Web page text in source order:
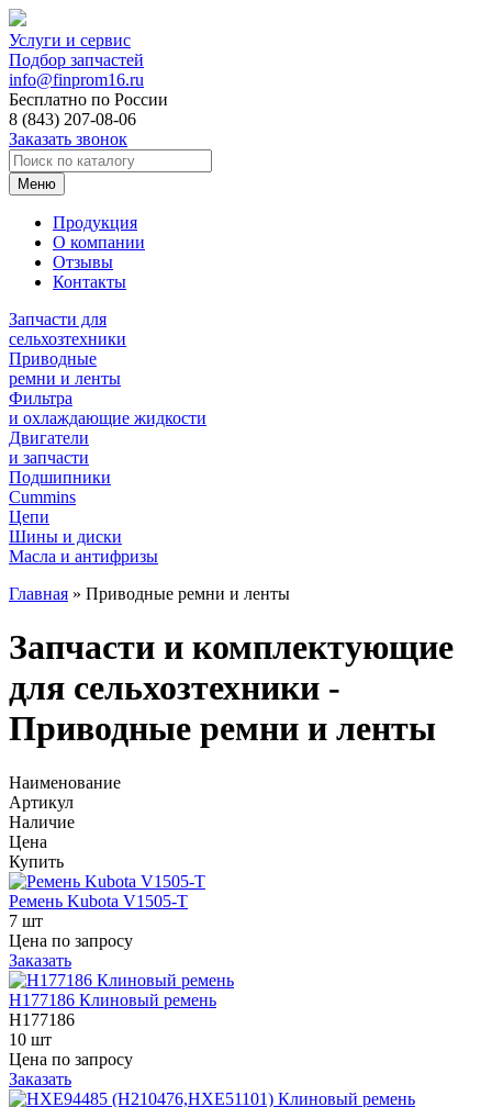
Услуги и сервис
Подбор запчастей
info@finprom16.ru
Бесплатно по России
8 (843) 207-08-06
Заказать звонок
Меню
Продукция
О компании
Отзывы
Контакты
Запчасти для
сельхозтехники
Приводные
ремни и ленты
Фильтра
и охлаждающие жидкости
Двигатели
и запчасти
Подшипники
Cummins
Цепи
Шины и диски
Масла и антифризы
Главная » Приводные ремни и ленты
Запчасти и комплектующие
для сельхозтехники -
Приводные ремни и ленты
Наименование
Артикул
Наличие
Цена
Купить
Ремень Kubota V1505-T
7 шт
Цена по запросу
Заказать
H177186 Клиновый ремень
H177186
10 шт
Цена по запросу
Заказать